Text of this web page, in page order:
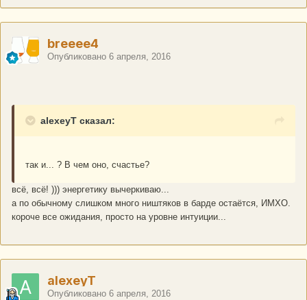
breeee4
Опубликовано 6 апреля, 2016
alexeyT сказал:
так и... ? В чем оно, счастье?
всё, всё! ))) энергетику вычеркиваю...
а по обычному слишком много ништяков в барде остаётся, ИМХО.
короче все ожидания, просто на уровне интуиции...
alexeyT
Опубликовано 6 апреля, 2016